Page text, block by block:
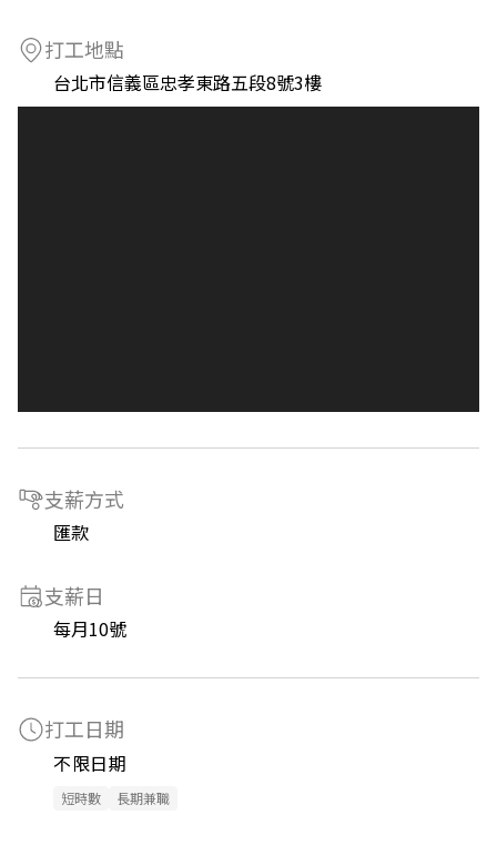
打工地點
台北市信義區忠孝東路五段8號3樓
支薪方式
匯款
支薪日
每月10號
打工日期
不限日期
短時數 長期兼職